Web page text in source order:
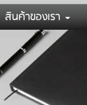
สินค้าของเรา